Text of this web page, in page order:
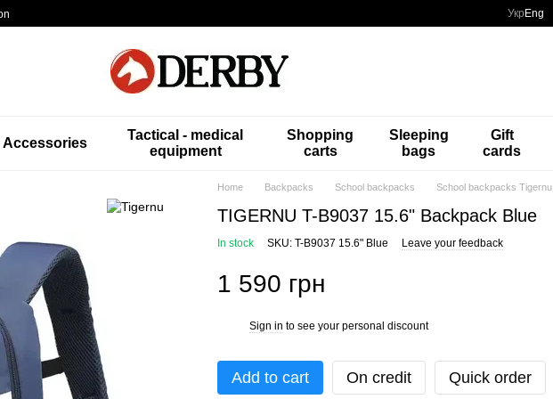
Укр Eng
Accessories
Tactical - medical
equipment
Shopping
carts
Sleeping
bags
Gift
cards
Home Backpacks School backpacks School backpacks Tigernu
TIGERNU T-B9037 15.6" Backpack Blue
In stock SKU: T-B9037 15.6" Blue Leave your feedback
1 590 грн
Sign in to see your personal discount
Add to cart On credit Quick order